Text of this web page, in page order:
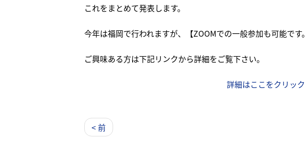
これをまとめて発表します。
今年は福岡で行われますが、【ZOOMでの一般参加も可能です
ご興味ある方は下記リンクから詳細をご覧下さい。
詳細はここをクリック
< 前